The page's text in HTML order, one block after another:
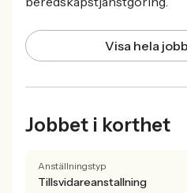
Visa hela
Jobbet i korthet
Anställningstyp
Tillsvidareanstallning